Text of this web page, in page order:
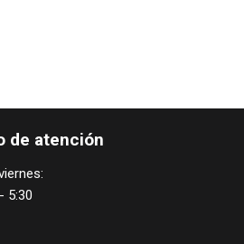
de atención
5:30